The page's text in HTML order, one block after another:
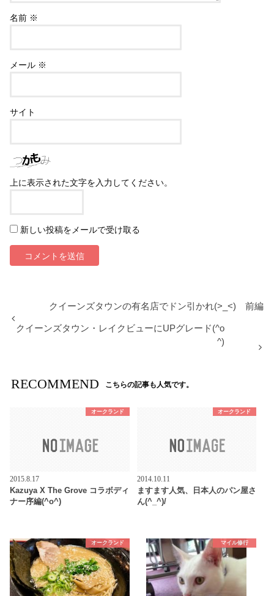
名前 ※
メール ※
サイト
上に表示された文字を入力してください。
新しい投稿をメールで受け取る
クイーンズタウンの有名店でドン引かれ(>_<) 前編
クイーンズタウン・レイクビューにUPグレード(^o
^)
RECOMMEND こちらの記事も人気です。
オークランド
2015.8.17
Kazuya X The Grove コラボディ
ナー序編(^o^)
オークランド
2014.10.11
ますます人気、日本人のパン屋さ
ん(^_^)/
オークランド マイル修行